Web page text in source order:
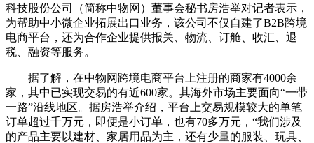
科技股份公司（简称中物网）董事会秘书房浩举对记者表示，
为帮助中小微企业拓展出口业务，该公司不仅自建了B2B跨境
电商平台，还为合作企业提供报关、物流、订舱、收汇、退
税、融资等服务。
据了解，在中物网跨境电商平台上注册的商家有4000余
家，其中已实现交易的有近600家。其海外市场主要面向“一带
一路”沿线地区。据房浩举介绍，平台上交易规模较大的单笔
订单超过千万元，即便是小订单，也有70多万元，“我们涉及
的产品主要以建材、家居用品为主，还有少量的服装、玩具、